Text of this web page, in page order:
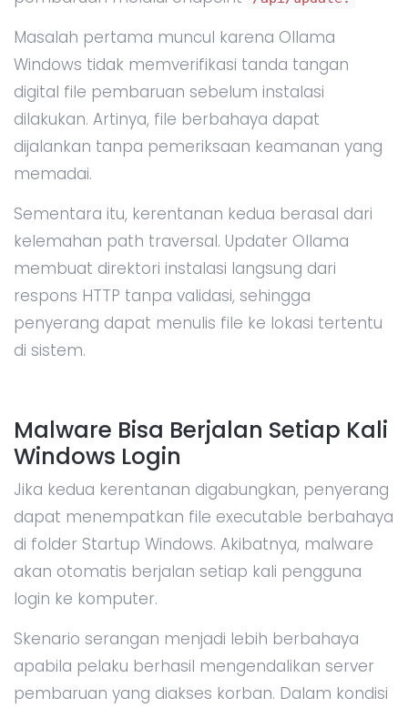
Masalah pertama muncul karena Ollama
Windows tidak memverifikasi tanda tangan
digital file pembaruan sebelum instalasi
dilakukan. Artinya, file berbahaya dapat
dijalankan tanpa pemeriksaan keamanan yang
memadai.
Sementara itu, kerentanan kedua berasal dari
kelemahan path traversal. Updater Ollama
membuat direktori instalasi langsung dari
respons HTTP tanpa validasi, sehingga
penyerang dapat menulis file ke lokasi tertentu
di sistem.
Malware Bisa Berjalan Setiap Kali
Windows Login
Jika kedua kerentanan digabungkan, penyerang
dapat menempatkan file executable berbahaya
di folder Startup Windows. Akibatnya, malware
akan otomatis berjalan setiap kali pengguna
login ke komputer.
Skenario serangan menjadi lebih berbahaya
apabila pelaku berhasil mengendalikan server
pembaruan yang diakses korban. Dalam kondisi